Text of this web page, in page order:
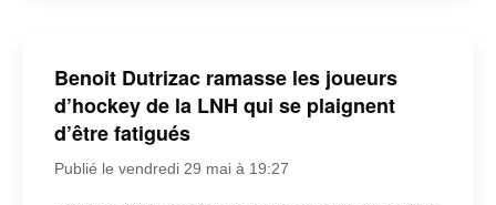
Benoit Dutrizac ramasse les joueurs
d’hockey de la LNH qui se plaignent
d’être fatigués
Publié le vendredi 29 mai à 19:27